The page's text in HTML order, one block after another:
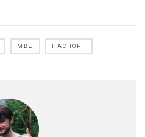
МВД ПАСПОРТ